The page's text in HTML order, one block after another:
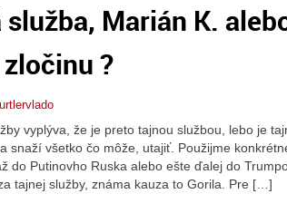
Marián K.
?
vyplýva, že je preto tajnou službou, lebo je
snaží všetko čo môže, utajiť. Použijme
do Putinovho Ruska alebo ešte ďalej do
tajnej služby, známa kauza to Gorila. Pre […]